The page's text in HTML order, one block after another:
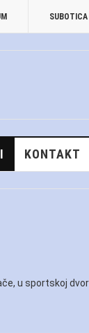
KONTAKT
u sportskoj